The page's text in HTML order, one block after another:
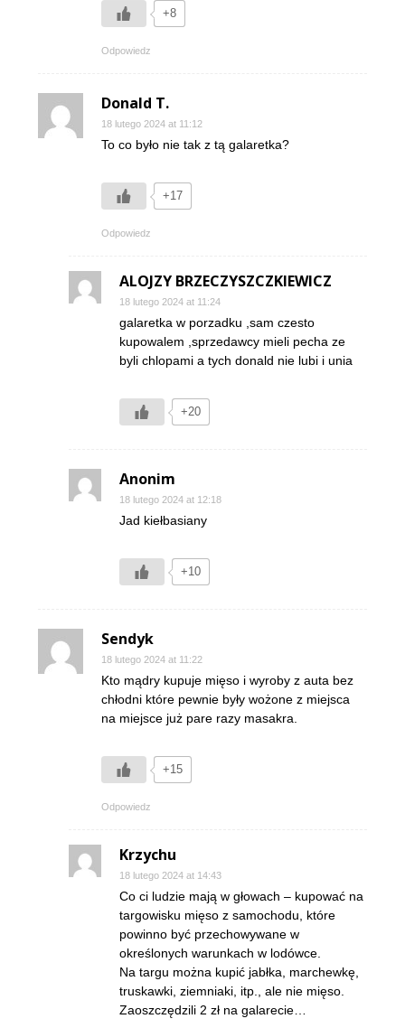
+8
Odpowiedz
Donald T.
18 lutego 2024 at 11:12
To co było nie tak z tą galaretka?
+17
Odpowiedz
ALOJZY BRZECZYSZCZKIEWICZ
18 lutego 2024 at 11:24
galaretka w porzadku ,sam czesto
kupowalem ,sprzedawcy mieli pecha ze
byli chlopami a tych donald nie lubi i unia
+20
Anonim
18 lutego 2024 at 12:18
Jad kiełbasiany
+10
Sendyk
18 lutego 2024 at 11:22
Kto mądry kupuje mięso i wyroby z auta bez
chłodni które pewnie były wożone z miejsca
na miejsce już pare razy masakra.
+15
Odpowiedz
Krzychu
18 lutego 2024 at 14:43
Co ci ludzie mają w głowach – kupować na
targowisku mięso z samochodu, które
powinno być przechowywane w
określonych warunkach w lodówce.
Na targu można kupić jabłka, marchewkę,
truskawki, ziemniaki, itp., ale nie mięso.
Zaoszczędzili 2 zł na galarecie…